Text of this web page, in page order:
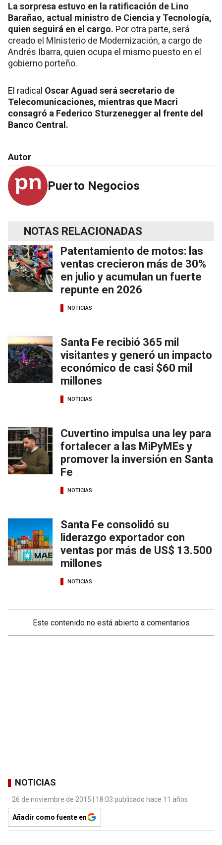
La sorpresa estuvo en la ratificación de Lino
Barañao, actual ministro de Ciencia y Tecnología,
quien seguirá en el cargo. Por otra parte, será
creado el MInisterio de Modernización, a cargo de
Andrés Ibarra, quien ocupa el mismo puesto en el
gobierno porteño.
El radical Oscar Aguad será secretario de
Telecomunicaciones, mientras que Macri
consagró a Federico Sturzenegger al frente del
Banco Central.
Autor
Puerto Negocios
NOTAS RELACIONADAS
Patentamiento de motos: las
ventas crecieron más de 30%
en julio y acumulan un fuerte
repunte en 2026
NOTICIAS
Santa Fe recibió 365 mil
visitantes y generó un impacto
económico de casi $60 mil
millones
NOTICIAS
Cuvertino impulsa una ley para
fortalecer a las MiPyMEs y
promover la inversión en Santa
Fe
NOTICIAS
Santa Fe consolidó su
liderazgo exportador con
ventas por más de US$ 13.500
millones
NOTICIAS
Este contenido no está abierto a comentarios
NOTICIAS
26 de noviembre de 2015 | 18:03 publicado hace 11 años
Añadir como fuente en